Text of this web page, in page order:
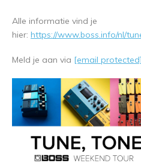
Alle informatie vind je
hier: https://www.boss.info/nl/
Meld je aan via [email protected]